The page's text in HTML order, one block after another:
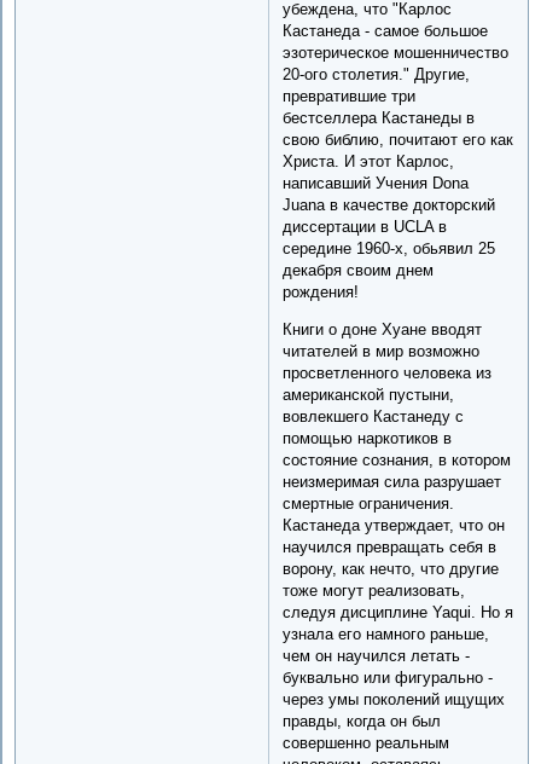
убеждена, что "Карлос
Кастанедa - самое большое
эзотерическое мошенничество
20-ого столетия." Другие,
превратившие три
бестселлера Кастанеды в
свою библию, почитают его как
Христа. И этот Карлос,
написавший Учения Donа
Juanа в качестве докторский
диссертации в UCLA в
середине 1960-х, обьявил 25
декабря своим днем
рождения!
Книги о доне Хуане вводят
читателей в мир возможно
просветленного человека из
американской пустыни,
вовлекшего Кастанеду с
помощью наркотиков в
состояние сознания, в котором
неизмеримая сила разрушает
смертные ограничения.
Кастанедa утверждает, что он
научился превращать себя в
ворону, как нечто, что другие
тоже могут реализовать,
следуя дисциплине Yaqui. Но я
узнала его намного раньше,
чем он научился летать -
буквально или фигурально -
через умы поколений ищущих
правды, когда он был
совершенно реальным